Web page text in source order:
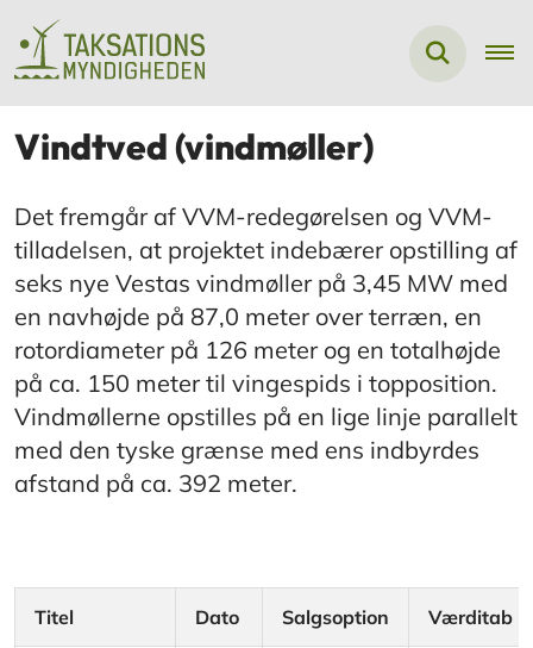
Vindtved (vindmøller)
Det fremgår af VVM-redegørelsen og VVM-
tilladelsen, at projektet indebærer opstilling af
seks nye Vestas vindmøller på 3,45 MW med
en navhøjde på 87,0 meter over terræn, en
rotordiameter på 126 meter og en totalhøjde
på ca. 150 meter til vingespids i topposition.
Vindmøllerne opstilles på en lige linje parallelt
med den tyske grænse med ens indbyrdes
afstand på ca. 392 meter.​
Titel Dato Salgsoption Værditab